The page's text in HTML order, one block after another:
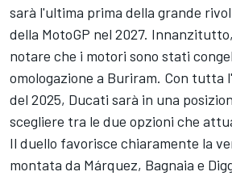
sarà l'ultima prima della grande
della MotoGP nel 2027.
notare che i motori sono stati
omologazione a Buriram. Con tutta
del 2025, Ducati sarà in una
scegliere tra le due opzioni che
Il duello favorisce chiaramente la
montata da Márquez, Bagnaia e